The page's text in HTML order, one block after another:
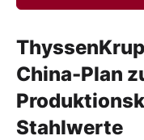
Finanz-Check
Abo & Shop
China-Plan
Stahlwerte